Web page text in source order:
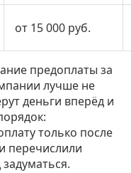
от 15 000 руб.
предоплаты за
лучше не
деньги вперёд и
только после
перечислили